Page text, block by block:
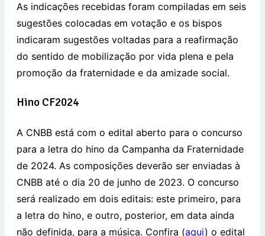
As indicações recebidas foram compiladas em seis
sugestões colocadas em votação e os bispos
indicaram sugestões voltadas para a reafirmação
do sentido de mobilização por vida plena e pela
promoção da fraternidade e da amizade social.
Hino CF2024
A CNBB está com o edital aberto para o concurso
para a letra do hino da Campanha da Fraternidade
de 2024. As composições deverão ser enviadas à
CNBB até o dia 20 de junho de 2023. O concurso
será realizado em dois editais: este primeiro, para
a letra do hino, e outro, posterior, em data ainda
não definida, para a música. Confira (aqui) o edital